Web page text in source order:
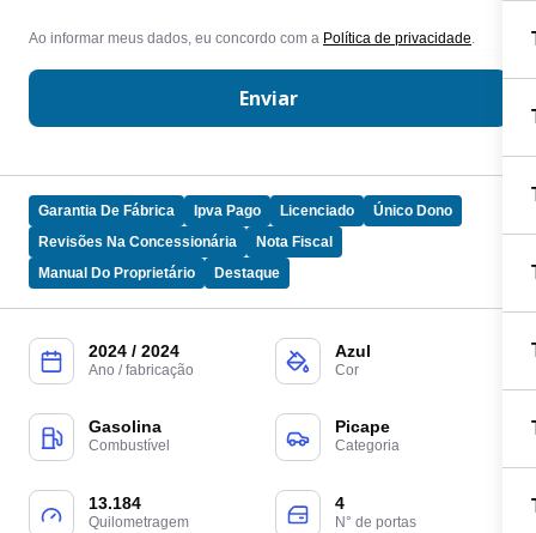
Garantia De Fábrica Ipva Pago Licenciado
Único Dono
Revisões Na Concessionária
Nota Fiscal
Manual Do Proprietário
Destaque
2024 / 2024
Ano / fabricação
Azul
Cor
Gasolina
Combustível
Picape
Categoria
13.184
Quilometragem
4
N° de portas
Ao informar meus dados, eu concordo com a Política de privacidade
Enviar